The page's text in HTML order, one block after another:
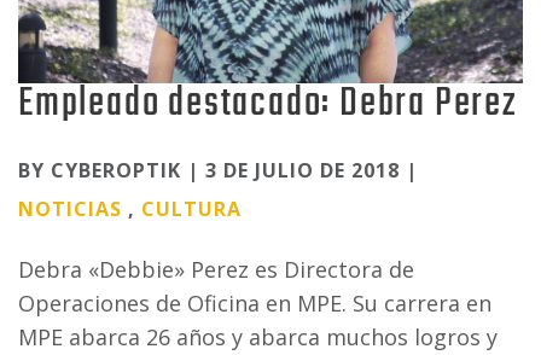
Empleado destacado: Debra Perez
Categories
BY CYBEROPTIK | 3 DE JULIO DE 2018 |
NOTICIAS , CULTURA
Debra «Debbie» Perez es Directora de
Operaciones de Oficina en MPE. Su carrera en
MPE abarca 26 años y abarca muchos logros y